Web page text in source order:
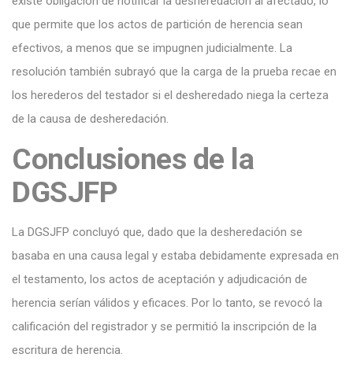
que permite que los actos de partición de herencia sean
efectivos, a menos que se impugnen judicialmente. La
resolución también subrayó que la carga de la prueba recae en
los herederos del testador si el desheredado niega la certeza
de la causa de desheredación.
Conclusiones de la
DGSJFP
La DGSJFP concluyó que, dado que la desheredación se
basaba en una causa legal y estaba debidamente expresada en
el testamento, los actos de aceptación y adjudicación de
herencia serían válidos y eficaces. Por lo tanto, se revocó la
calificación del registrador y se permitió la inscripción de la
escritura de herencia.